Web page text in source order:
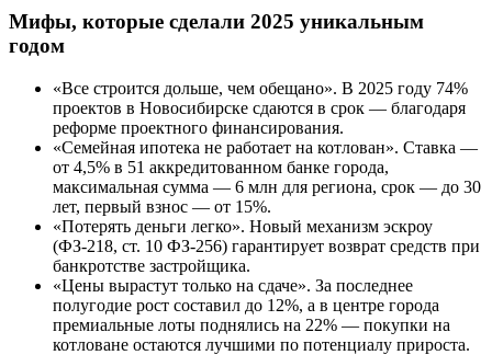
Мифы, которые сделали 2025 уникальным
годом
«Все строится дольше, чем обещано». В 2025 году 74%
проектов в Новосибирске сдаются в срок — благодаря
реформе проектного финансирования.
«Семейная ипотека не работает на котлован». Ставка —
от 4,5% в 51 аккредитованном банке города,
максимальная сумма — 6 млн для региона, срок — до 30
лет, первый взнос — от 15%.
«Потерять деньги легко». Новый механизм эскроу
(ФЗ-218, ст. 10 ФЗ-256) гарантирует возврат средств при
банкротстве застройщика.
«Цены вырастут только на сдаче». За последнее
полугодие рост составил до 12%, а в центре города
премиальные лоты поднялись на 22% — покупки на
котловане остаются лучшими по потенциалу прироста.